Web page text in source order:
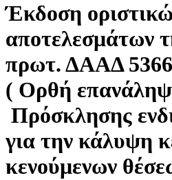
Έκδοση
αποτελεσμάτων
πρωτ. ΔΑΑΔ
( Ορθή
Πρόσκλησης
για την κάλυψη
κενούμενων